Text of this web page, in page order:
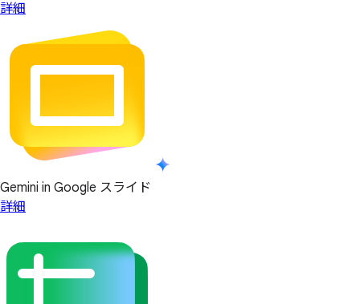
詳細
Gemini in Google スライド
詳細